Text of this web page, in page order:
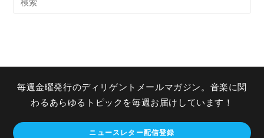
毎週金曜発行のディリゲントメールマガジン。音楽に関
わるあらゆるトピックを毎週お届けしています！
ニュースレター配信登録